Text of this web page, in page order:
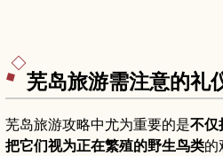
芜岛旅游需注意的礼
芜岛旅游攻略中尤为重要的是不仅
把它们视为正在繁殖的野生鸟类的